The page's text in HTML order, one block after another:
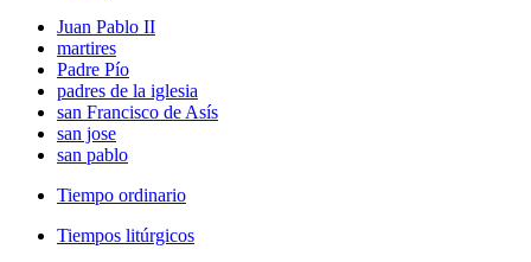
Juan Pablo II
martires
Padre Pío
padres de la iglesia
san Francisco de Asís
san jose
san pablo
Tiempo ordinario
Tiempos litúrgicos